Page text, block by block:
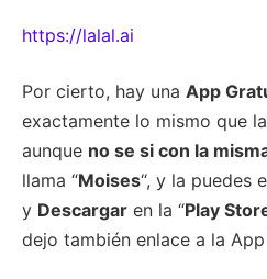
https://lalal.ai
Por cierto, hay una App
exactamente lo mismo que
aunque no se si con la
llama “Moises“, y la puedes
y Descargar en la “Play
dejo también enlace a la App